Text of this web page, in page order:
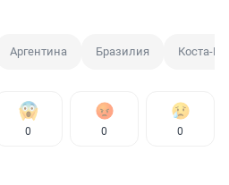
Аргентина Бразилия Коста-
0 0 0